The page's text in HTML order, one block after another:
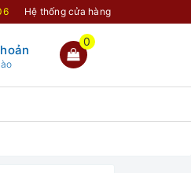
Hệ thống cửa hàng
0